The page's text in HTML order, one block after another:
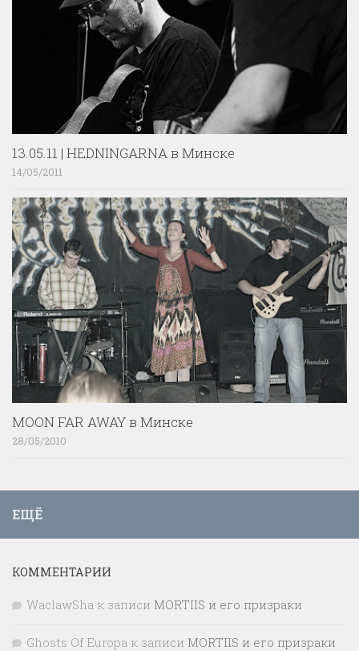
13.05.11 | HEDNINGARNA в Минске
14/05/2011
MOON FAR AWAY в Минске
28/05/2010
ЕЩЁ
КОММЕНТАРИИ
WaclawSha к записи MORTIIS и его призраки
Ghosts Of Europa к записи MORTIIS и его призраки